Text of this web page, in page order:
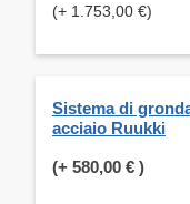
(+ 1.753,00 €)
Sistema di
acciaio Ruukki
(+ 580,00 € )